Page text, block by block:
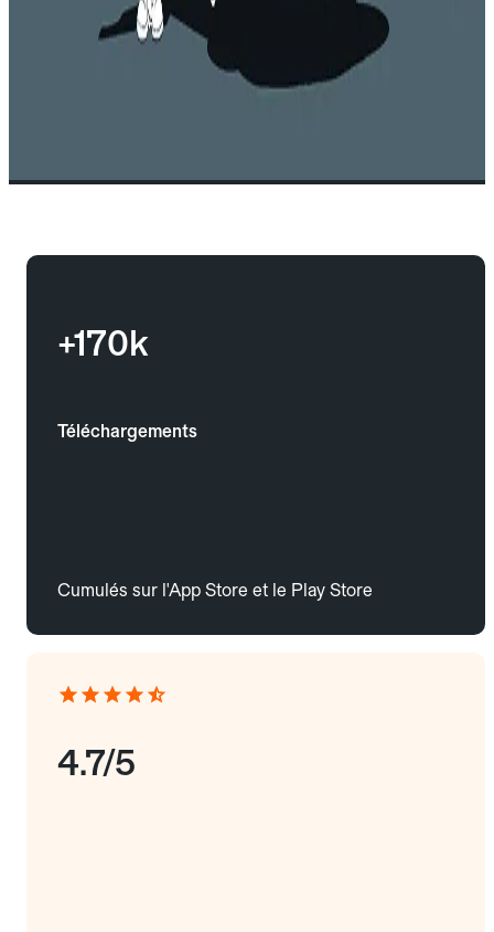
+170k
Téléchargements
Cumulés sur l'App Store et le Play Store
4.7/5